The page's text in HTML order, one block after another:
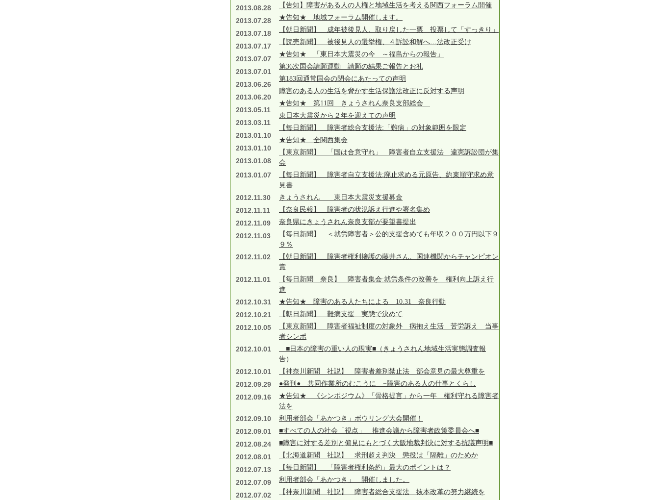
2013.08.28 【告知】障害がある人の人権と地域生活を考える関西フォーラム開催
2013.07.28 ★告知★ 地域フォーラム開催します。
2013.07.18 【朝日新聞】 成年被後見人、取り戻した一票 投票して「すっきり」
2013.07.17
【読売新聞】 被後見人の選挙権、４訴訟和解へ…法改正受け
2013.07.07
★告知★ 「東日本大震災の今 ～福島からの報告」
2013.07.01
第36次国会請願運動 請願の結果ご報告とお礼
2013.06.26
第183回通常国会の閉会にあたっての声明
2013.06.20
障害のある人の生活を脅かす生活保護法改正に反対する声明
2013.05.11
★告知★ 第11回 きょうされん奈良支部総会
2013.03.11
東日本大震災から２年を迎えての声明
2013.01.10
【毎日新聞】 障害者総合支援法:「難病」の対象範囲を限定
2013.01.10
★告知★ 全関西集会
2013.01.08
【東京新聞】 「国は合意守れ」 障害者自立支援法 違憲訴訟団が集
会
2013.01.07
【毎日新聞】 障害者自立支援法:廃止求める元原告、約束順守求め意
見書
2012.11.30 きょうされん 東日本大震災支援募金
2012.11.11 【奈良民報】 障害者の状況訴え行進や署名集め
2012.11.09 奈良県にきょうされん奈良支部が要望書提出
2012.11.03
【毎日新聞】 ＜就労障害者＞公的支援含めても年収２００万円以下９
９％
2012.11.02
【朝日新聞】 障害者権利擁護の藤井さん、国連機関からチャンピオン
賞
2012.11.01
【毎日新聞 奈良】 障害者集会:就労条件の改善を 権利向上訴え行
進
2012.10.31 ★告知★ 障害のある人たちによる 10.31 奈良行動
2012.10.21 【朝日新聞】 難病支援 実態で決めて
2012.10.05
【東京新聞】 障害者福祉制度の対象外 病抱え生活 苦労訴え 当事
者シンポ
2012.10.01
■日本の障害の重い人の現実■（きょうされん地域生活実態調査報
告）
2012.10.01 【神奈川新聞 社説】 障害者差別禁止法 部会意見の最大尊重を
2012.09.29 ●発刊● 共同作業所のむこうに −障害のある人の仕事とくらし
2012.09.16
★告知★ 《シンポジウム》「骨格提言」から一年 権利守れる障害者
法を
2012.09.10 利用者部会「あかつき」ボウリング大会開催！
2012.09.01 ■すべての人の社会「視点」 推進会議から障害者政策委員会へ■
2012.08.24 ■障害に対する差別と偏見にもとづく大阪地裁判決に対する抗議声明■
2012.08.01 【北海道新聞 社説】 求刑超え判決 懲役は「隔離」のためか
2012.07.13 【毎日新聞】 「障害者権利条約」最大のポイントは？
2012.07.09 利用者部会「あかつき」 開催しました。
2012.07.02 【神奈川新聞 社説】 障害者総合支援法 抜本改革の努力継続を